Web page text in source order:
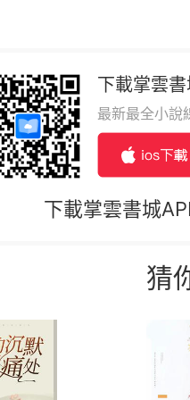
下載掌雲
最新最全小說
下載掌雲書城
猜